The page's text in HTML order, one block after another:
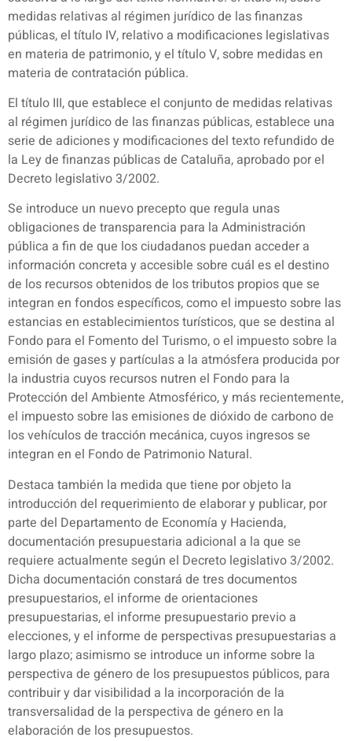
medidas relativas al régimen jurídico de las finanzas
públicas, el título IV, relativo a modificaciones legislativas
en materia de patrimonio, y el título V, sobre medidas en
materia de contratación pública.
El título III, que establece el conjunto de medidas relativas
al régimen jurídico de las finanzas públicas, establece una
serie de adiciones y modificaciones del texto refundido de
la Ley de finanzas públicas de Cataluña, aprobado por el
Decreto legislativo 3/2002.
Se introduce un nuevo precepto que regula unas
obligaciones de transparencia para la Administración
pública a fin de que los ciudadanos puedan acceder a
información concreta y accesible sobre cuál es el destino
de los recursos obtenidos de los tributos propios que se
integran en fondos específicos, como el impuesto sobre las
estancias en establecimientos turísticos, que se destina al
Fondo para el Fomento del Turismo, o el impuesto sobre la
emisión de gases y partículas a la atmósfera producida por
la industria cuyos recursos nutren el Fondo para la
Protección del Ambiente Atmosférico, y más recientemente,
el impuesto sobre las emisiones de dióxido de carbono de
los vehículos de tracción mecánica, cuyos ingresos se
integran en el Fondo de Patrimonio Natural.
Destaca también la medida que tiene por objeto la
introducción del requerimiento de elaborar y publicar, por
parte del Departamento de Economía y Hacienda,
documentación presupuestaria adicional a la que se
requiere actualmente según el Decreto legislativo 3/2002.
Dicha documentación constará de tres documentos
presupuestarios, el informe de orientaciones
presupuestarias, el informe presupuestario previo a
elecciones, y el informe de perspectivas presupuestarias a
largo plazo; asimismo se introduce un informe sobre la
perspectiva de género de los presupuestos públicos, para
contribuir y dar visibilidad a la incorporación de la
transversalidad de la perspectiva de género en la
elaboración de los presupuestos.